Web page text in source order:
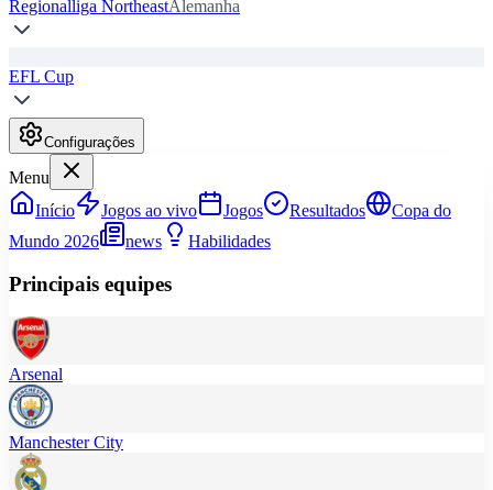
Regionalliga NortheastAlemanha
EFL Cup
Configurações
Menu
Início
Jogos ao vivo Jogos Resultados
Copa do
Mundo 2026
news Habilidades
Principais equipes
Arsenal
Manchester City